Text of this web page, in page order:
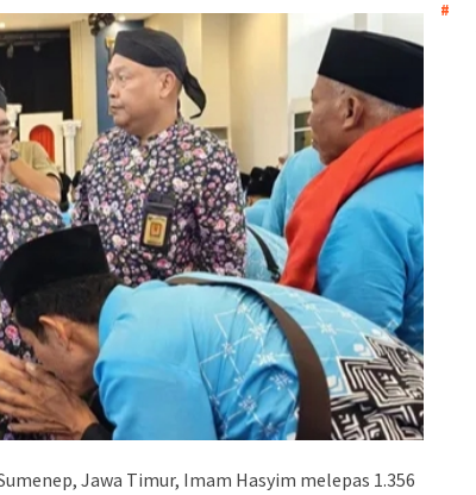
Jawa Timur, Imam Hasyim melepas 1.356